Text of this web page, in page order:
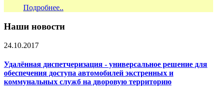
Подробнее..
Наши новости
24.10.2017
Удалённая диспетчеризация - универсальное решение для
обеспечения доступа автомобилей экстренных и
коммунальных служб на дворовую территорию